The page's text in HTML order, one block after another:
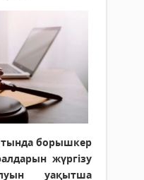
борышкер
жүргізу
уақытша